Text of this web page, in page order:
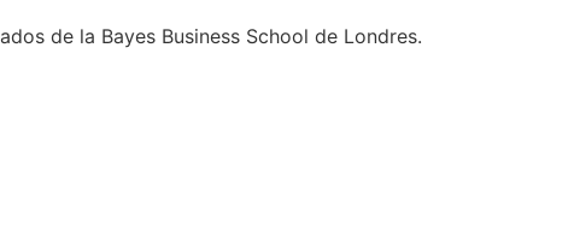
de la Bayes Business School de Londres.